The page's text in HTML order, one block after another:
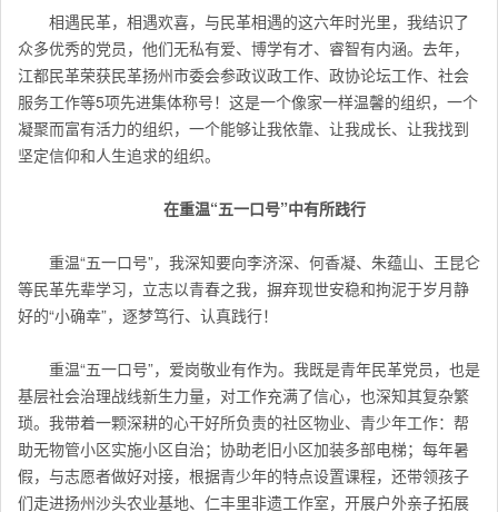
相遇民革，相遇欢喜，与民革相遇的这六年时光里，我结识了
众多优秀的党员，他们无私有爱、博学有才、睿智有内涵。去年，
江都民革荣获民革扬州市委会参政议政工作、政协论坛工作、社会
服务工作等5项先进集体称号！这是一个像家一样温馨的组织，一个
凝聚而富有活力的组织，一个能够让我依靠、让我成长、让我找到
坚定信仰和人生追求的组织。
在重温“五一口号”中有所践行
重温“五一口号”，我深知要向李济深、何香凝、朱蕴山、王昆仑
等民革先辈学习，立志以青春之我，摒弃现世安稳和拘泥于岁月静
好的“小确幸”，逐梦笃行、认真践行！
重温“五一口号”，爱岗敬业有作为。我既是青年民革党员，也是
基层社会治理战线新生力量，对工作充满了信心，也深知其复杂繁
琐。我带着一颗深耕的心干好所负责的社区物业、青少年工作：帮
助无物管小区实施小区自治；协助老旧小区加装多部电梯；每年暑
假，与志愿者做好对接，根据青少年的特点设置课程，还带领孩子
们走进扬州沙头农业基地、仁丰里非遗工作室，开展户外亲子拓展